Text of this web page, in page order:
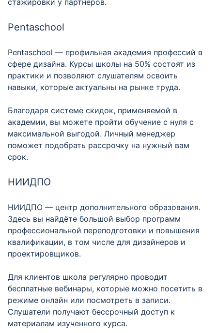
стажировки у партнёров.
Pentaschool
Pentaschool — профильная академия профессий в
сфере дизайна. Курсы школы на 50% состоят из
практики и позволяют слушателям освоить
навыки, которые актуальны на рынке труда.
Благодаря системе скидок, применяемой в
академии, вы можете пройти обучение с нуля с
максимальной выгодой. Личный менеджер
поможет подобрать рассрочку на нужный вам
срок.
НИИДПО
НИИДПО — центр дополнительного образования.
Здесь вы найдёте большой выбор программ
профессиональной переподготовки и повышения
квалификации, в том числе для дизайнеров и
проектировщиков.
Для клиентов школа регулярно проводит
бесплатные вебинары, которые можно посетить в
режиме онлайн или посмотреть в записи.
Слушатели получают бессрочный доступ к
материалам изученного курса.